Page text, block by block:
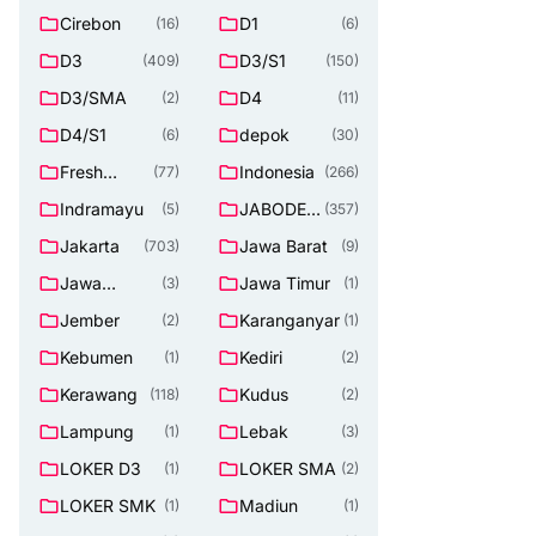
Cirebon (16) D1 (6)
D3 (409) D3/S1 (150)
D3/SMA (2) D4 (11)
D4/S1 (6) depok (30)
Fresh
(77) Indonesia (266)
Indramayu (5)
JABODET (357)
Jakarta (703) Jawa Barat (9)
Jawa
(3) Jawa Timur (1)
Jember (2) Karanganyar (1)
Kebumen (1) Kediri (2)
Kerawang (118) Kudus (2)
Lampung (1) Lebak (3)
LOKER D3 (1) LOKER SMA (2)
LOKER SMK (1) Madiun (1)